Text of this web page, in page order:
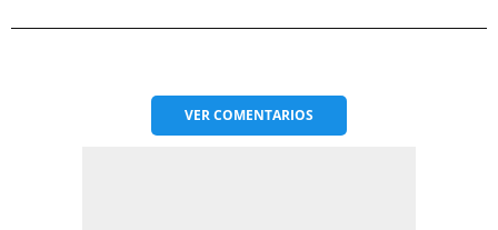
VERCOMENTARIOS